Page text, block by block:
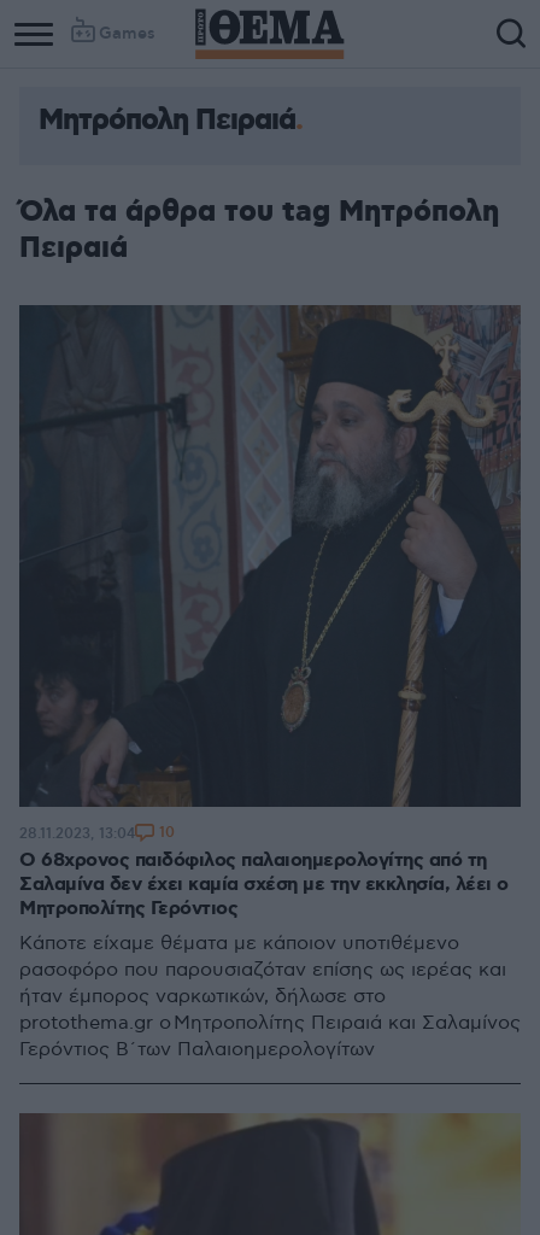
Games
Μητρόπολη Πειραιά
Όλα τα άρθρα του tag Μητρόπολη
Πειραιά
Ο 68χρονος παιδόφιλος παλαιοημερολογίτης από τη
Σαλαμίνα δεν έχει καμία σχέση με την εκκλησία, λέει ο
Μητροπολίτης Γερόντιος
Κάποτε είχαμε θέματα με κάποιον υποτιθέμενο
ρασοφόρο που παρουσιαζόταν επίσης ως ιερέας και
ήταν έμπορος ναρκωτικών, δήλωσε στο
protothema.gr ο Μητροπολίτης Πειραιά και Σαλαμίνος
Γερόντιος Β΄των Παλαιοημερολογίτων
28.11.2023, 13:04 10